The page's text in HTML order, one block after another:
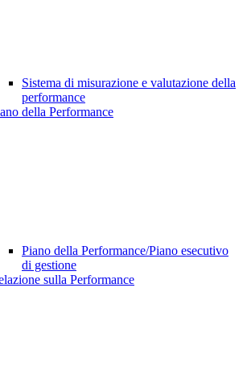
Sistema di misurazione e valutazione della
performance
della Performance
Piano della Performance/Piano esecutivo
di gestione
sulla Performance